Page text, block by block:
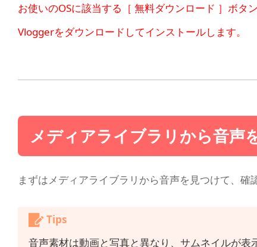
お使いのOSに該当する［ 無料ダウンロード ］ボ
Vloggerをダウンロードしてインストールします。
メディアライブラリから音声
まずはメディアライブラリから音声を見つけて、確
Tips
音声素材は動画と写真と異なり、サムネイルが